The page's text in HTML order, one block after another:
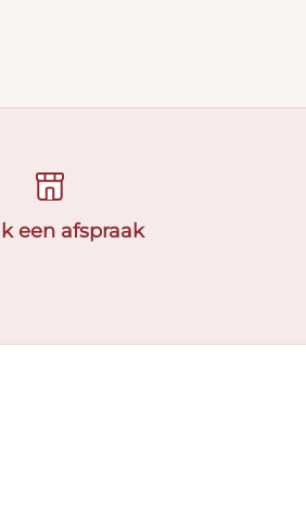
een afspraak